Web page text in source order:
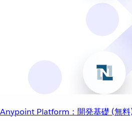
Anypoint Platform：開発基礎 (無料